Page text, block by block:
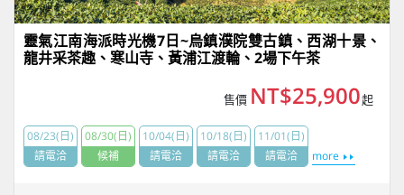
靈氣江南海派時光機7日~烏鎮濮院雙古鎮、西湖十景、
龍井采茶趣、寒山寺、黃浦江渡輪、2場下午茶
售價 NT$25,900起
08/23(日)
請電洽
08/30(日)
候補
10/04(日)
請電洽
10/18(日)
請電洽
11/01(日)
請電洽
more